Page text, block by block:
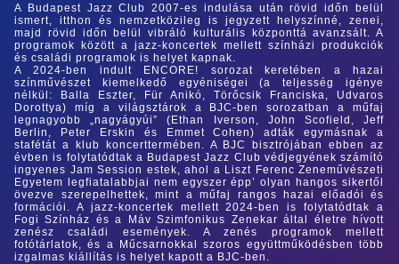
A Budapest Jazz Club 2007-es indulása után rövid időn belül
ismert, itthon és nemzetközileg is jegyzett helyszínné, zenei,
majd rövid időn belül vibráló kulturális központtá avanzsált. A
programok között a jazz-koncertek mellett színházi produkciók
és családi programok is helyet kapnak.
A 2024-ben indult ENCORE! sorozat keretében a hazai
színművészet kiemelkedő egyéniségei (a teljesség igénye
nélkül: Balla Eszter, Für Anikó, Törőcsik Franciska, Udvaros
Dorottya) míg a világsztárok a BJC-ben sorozatban a műfaj
legnagyobb „nagyágyúi” (Ethan Iverson, John Scofield, Jeff
Berlin, Peter Erskin és Emmet Cohen) adták egymásnak a
stafétát a klub koncerttermében. A BJC bisztrójában ebben az
évben is folytatódtak a Budapest Jazz Club védjegyének számító
ingyenes Jam Session estek, ahol a Liszt Ferenc Zeneművészeti
Egyetem legfiatalabbjai nem egyszer épp’ olyan hangos sikertől
övezve szerepelhettek, mint a műfaj rangos hazai előadói és
formációi. A jazz-koncertek mellett 2024-ben is folytatódtak a
Fogi Színház és a Máv Szimfonikus Zenekar által életre hívott
zenész családi események. A zenés programok mellett
fotótárlatok, és a Műcsarnokkal szoros együttműködésben több
izgalmas kiállítás is helyet kapott a BJC-ben.